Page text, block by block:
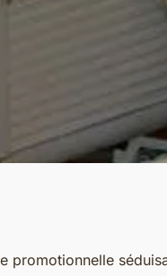
promotionnelle